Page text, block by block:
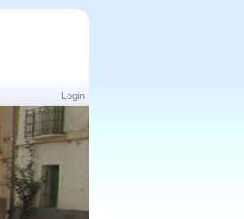
Login